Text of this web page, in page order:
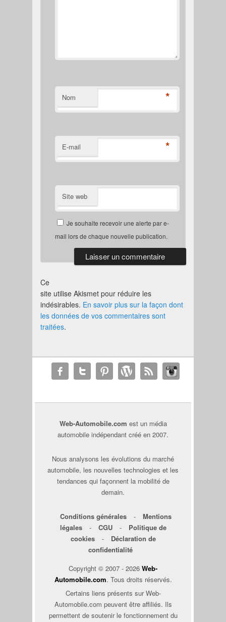
Nom *
E-mail *
Site web
Je souhaite recevoir une alerte par e-
mail lors de chaque nouvelle publication.
Ce
site utilise Akismet pour réduire les
indésirables. En savoir plus sur la façon dont
les données de vos commentaires sont
traitées.
Web-Automobile.com est un média
automobile indépendant créé en 2007.
Nous analysons les évolutions du marché
automobile, les nouvelles technologies et les
tendances qui façonnent la mobilité de
demain.
Conditions générales -
Mentions
légales
- CGU -
Politique de
cookies
-
Déclaration de
confidentialité
Copyright © 2007 - 2026 Web-
Automobile.com. Tous droits réservés.
Certains liens présents sur Web-
Automobile.com peuvent être affiliés. Ils
permettent de soutenir le fonctionnement du